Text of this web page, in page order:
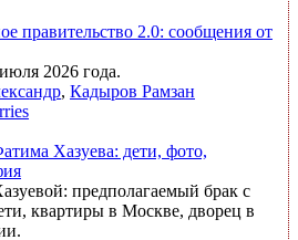
правительство 2.0: сообщения от
2026 года.
, Кадыров Рамзан
Хазуева: дети, фото,
предполагаемый брак с
квартиры в Москве, дворец в